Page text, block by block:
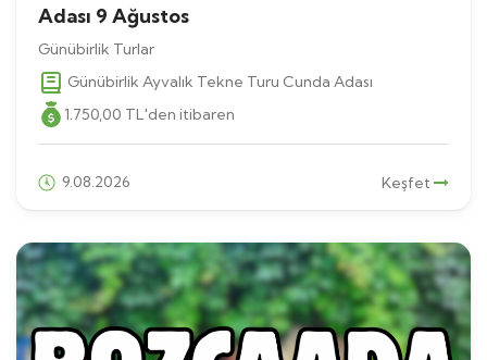
Adası 9 Ağustos
Günübirlik Turlar
Günübirlik Ayvalık Tekne Turu Cunda Adası
1.750,00 TL'den itibaren
9.08.2026 Keşfet